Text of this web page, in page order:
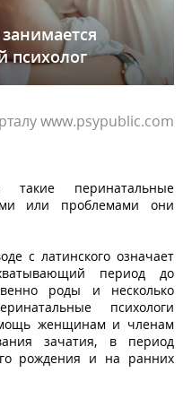
психолог
www.psypublic.com
такие перинатальные
или проблемами они
с латинского означает
период до
роды и несколько
психологи
женщинам и членам
зачатия, в период
рождения и на ранних